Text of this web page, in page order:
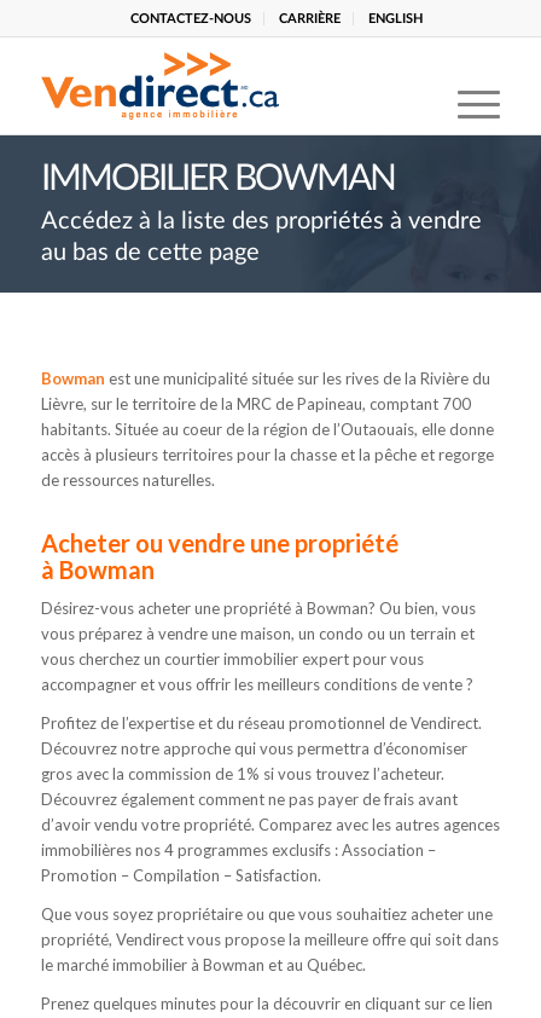
CONTACTEZ-NOUS CARRIÈRE ENGLISH
IMMOBILIER BOWMAN
Accédez à la liste des propriétés à vendre
au bas de cette page
Bowman est une municipalité située sur les rives de la Rivière du
Lièvre, sur le territoire de la MRC de Papineau, comptant 700
habitants. Située au coeur de la région de l’Outaouais, elle donne
accès à plusieurs territoires pour la chasse et la pêche et regorge
de ressources naturelles.
Acheter ou vendre une propriété
à Bowman
Désirez-vous acheter une propriété à Bowman? Ou bien, vous
vous préparez à vendre une maison, un condo ou un terrain et
vous cherchez un courtier immobilier expert pour vous
accompagner et vous offrir les meilleurs conditions de vente ?
Profitez de l’expertise et du réseau promotionnel de Vendirect.
Découvrez notre approche qui vous permettra d’économiser
gros avec la commission de 1% si vous trouvez l’acheteur.
Découvrez également comment ne pas payer de frais avant
d’avoir vendu votre propriété. Comparez avec les autres agences
immobilières nos 4 programmes exclusifs : Association –
Promotion – Compilation – Satisfaction.
Que vous soyez propriétaire ou que vous souhaitiez acheter une
propriété, Vendirect vous propose la meilleure offre qui soit dans
le marché immobilier à Bowman et au Québec.
Prenez quelques minutes pour la découvrir en cliquant sur ce lien